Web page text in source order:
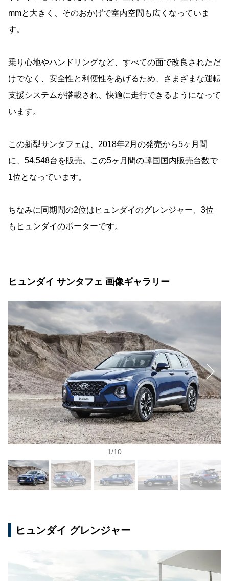
mmと大きく、そのおかげで室内空間も広くなっていま
す。
乗り心地やハンドリングなど、すべての面で改良されただ
けでなく、安全性と利便性をあげるため、さまざまな運転
支援システムが搭載され、快適に走行できるようになって
います。
この新型サンタフェは、2018年2月の発売から5ヶ月間
に、54,548台を販売。この5ヶ月間の韓国国内販売台数で
1位となっています。
ちなみに同期間の2位はヒュンダイのグレンジャー、3位
もヒュンダイのポーターです。
ヒュンダイ サンタフェ 画像ギャラリー
1/10
ヒュンダイ グレンジャー